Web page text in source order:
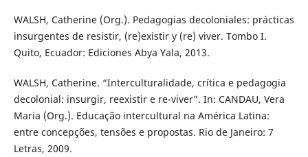
WALSH, Catherine (Org.). Pedagogias decoloniales: prácticas
insurgentes de resistir, (re)existir y (re) viver. Tombo I.
Quito, Ecuador: Ediciones Abya Yala, 2013.
WALSH, Catherine. “Interculturalidade, crítica e pedagogia
decolonial: insurgir, reexistir e re-viver”. In: CANDAU, Vera
Maria (Org.). Educação intercultural na América Latina:
entre concepções, tensões e propostas. Rio de Janeiro: 7
Letras, 2009.